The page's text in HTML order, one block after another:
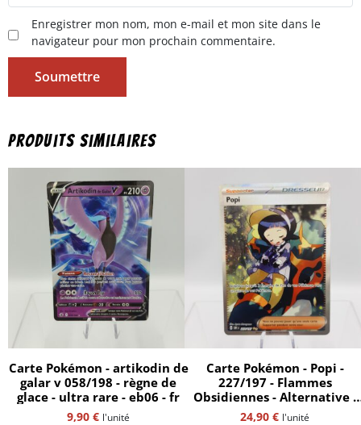
Enregistrer mon nom, mon e-mail et mon site dans le
navigateur pour mon prochain commentaire.
Produits similaires
Carte Pokémon - artikodin de
galar v 058/198 - règne de
glace - ultra rare - eb06 - fr
9,90 € l'unité
Carte Pokémon - Popi -
227/197 - Flammes
Obsidiennes - Alternative -
full art - fr
24,90 € l'unité